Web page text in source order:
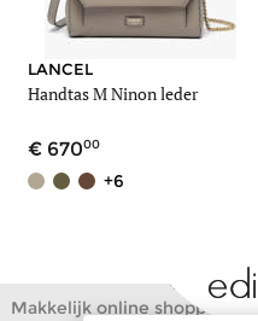
LANCEL
Handtas M Ninon leder
67000
+6
Makkelijk online shoppen